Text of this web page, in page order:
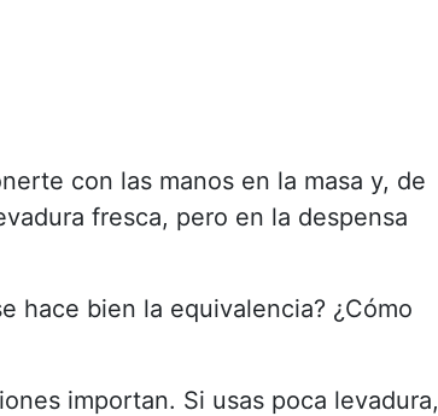
con las manos en la masa y, de
fresca, pero en la despensa
hace bien la equivalencia? ¿Cómo
importan. Si usas poca levadura,